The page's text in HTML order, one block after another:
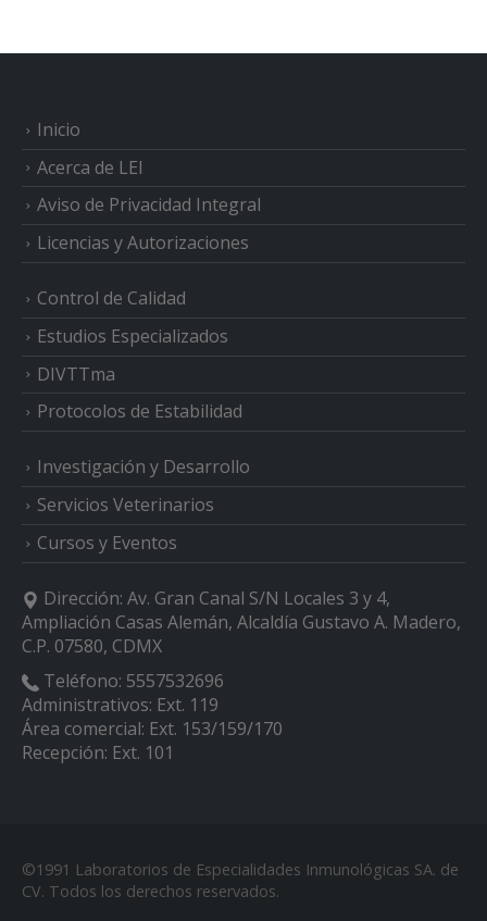
Inicio
Acerca de LEI
Aviso de Privacidad Integral
Licencias y Autorizaciones
Control de Calidad
Estudios Especializados
DIVTTma
Protocolos de Estabilidad
Investigación y Desarrollo
Servicios Veterinarios
Cursos y Eventos
Dirección: Av. Gran Canal S/N Locales 3 y 4,
Ampliación Casas Alemán, Alcaldía Gustavo A. Madero,
C.P. 07580, CDMX
Teléfono: 5557532696
Administrativos: Ext. 119
Área comercial: Ext. 153/159/170
Recepción: Ext. 101
©1991 Laboratorios de Especialidades Inmunológicas SA. de
CV. Todos los derechos reservados.